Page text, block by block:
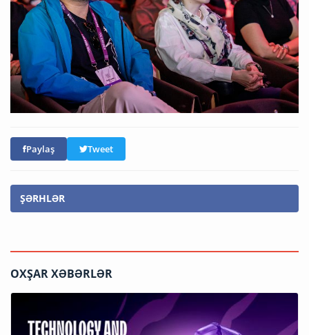
Paylaş Tweet
ŞƏRHLƏR
OXŞAR XƏBƏRLƏR